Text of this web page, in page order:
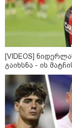
[VIDEOS]
გაიხსნა - ის